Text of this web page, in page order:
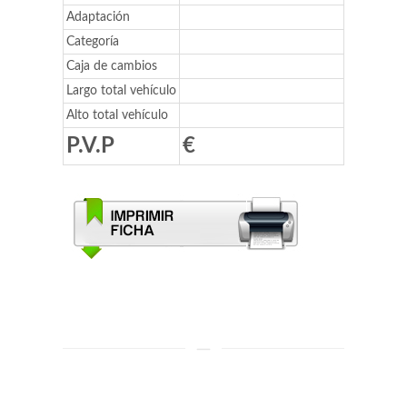
Adaptación
Categoría
Caja de cambios
Largo total vehículo
Alto total vehículo
P.V.P €